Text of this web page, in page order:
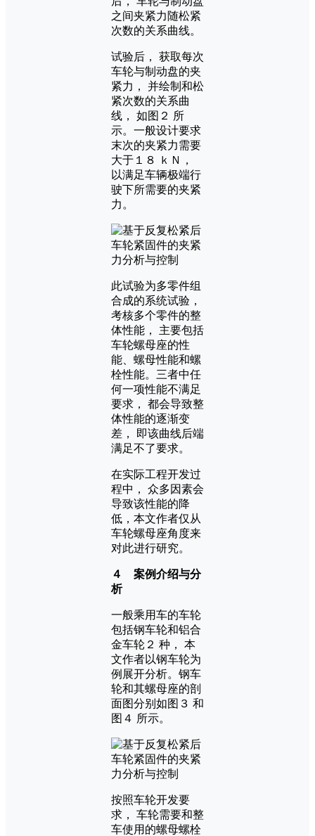
之间夹紧力随松紧
次数的关系曲线。
试验后， 获取每次
车轮与制动盘的夹
紧力， 并绘制和松
紧次数的关系曲
线， 如图２ 所
示。一般设计要求
末次的夹紧力需要
大于１８ ｋＮ，
以满足车辆极端行
驶下所需要的夹紧
力。
此试验为多零件组
合成的系统试验，
考核多个零件的整
体性能， 主要包括
车轮螺母座的性
能、螺母性能和螺
栓性能。三者中任
何一项性能不满足
要求， 都会导致整
体性能的逐渐变
差， 即该曲线后端
满足不了要求。
在实际工程开发过
程中， 众多因素会
导致该性能的降
低，本文作者仅从
车轮螺母座角度来
对此进行研究。
４ 案例介绍与分
析
一般乘用车的车轮
包括钢车轮和铝合
金车轮２ 种， 本
文作者以钢车轮为
例展开分析。钢车
轮和其螺母座的剖
面图分别如图３ 和
图４ 所示。
按照车轮开发要
求， 车轮需要和整
车使用的螺母螺栓